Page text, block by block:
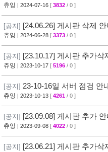
츄잉 | 2024-07-16 [ 3832 / 0 ]
[공지] [24.06.26] 게시판 삭제 안
츄잉 | 2024-06-28 [ 3373 / 0 ]
[공지] [23.10.17] 게시판 추가삭
츄잉 | 2023-10-17 [ 5196 / 0 ]
[공지] 23-10-16일 서버 점검 안
츄잉 | 2023-10-13 [ 4261 / 0 ]
[공지] [23.09.08] 게시판 추가 안
츄잉 | 2023-09-08 [ 4022 / 0 ]
[공지] [23.06.21] 게시판 추가삭